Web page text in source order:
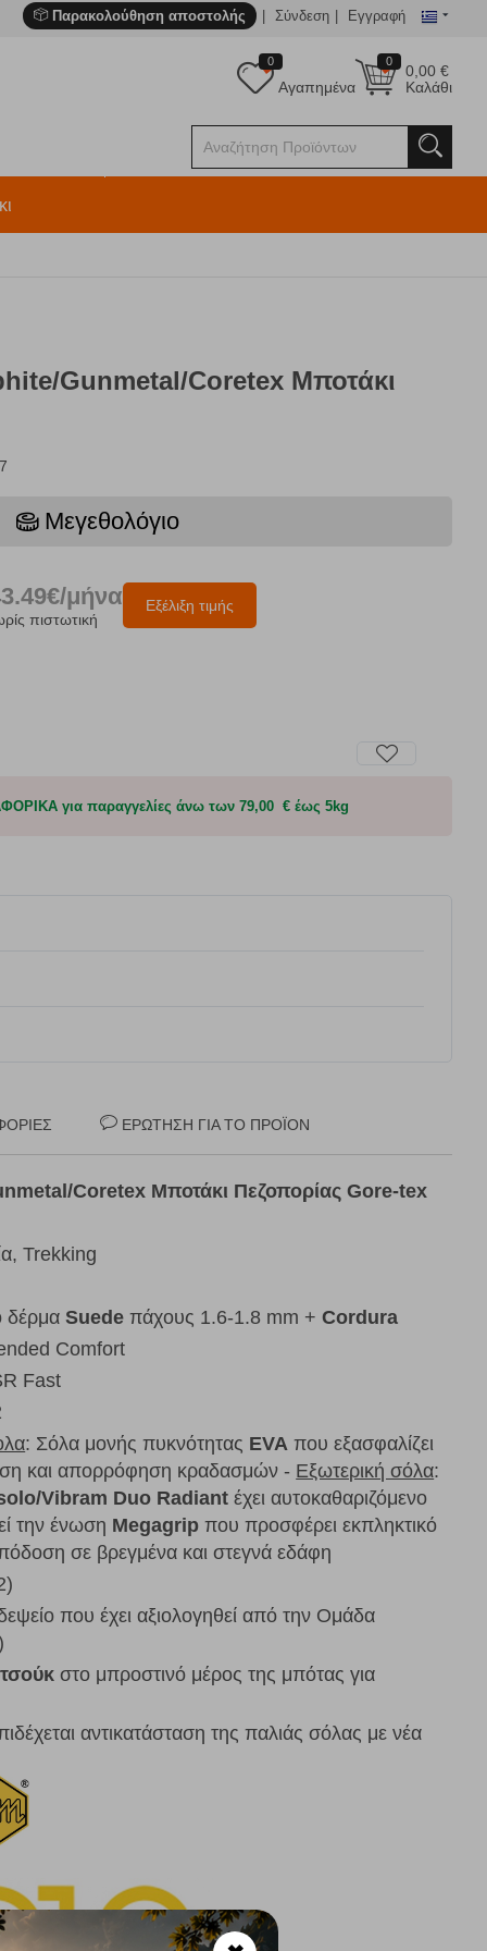
Παρακολούθηση αποστολής Σύνδεση Εγγραφή
0
0,00€
Καλάθι
0
Αγαπημένα
Gunmetal/Coretex Μποτάκι
Μεγεθολόγιο
Εξέλιξη τιμής
μήνα
πιστωτική
για παραγγελίες άνω των 79,00 € έως 5kg
ΕΡΏΤΗΣΗ ΓΙΑ ΤΟ ΠΡΟΪΌΝ
Coretex Μποτάκι Πεζοπορίας Gore-tex
Trekking
δέρμαSuede πάχους 1.6-1.8 mm +Cordura
Comfort
Fast
: Σόλα μονής πυκνότητας EVA που εξασφαλίζει
και απορρόφηση κραδασμών - Εξωτερική σόλα:
Vibram Duo Radiant έχει αυτοκαθαριζόμενο
την ένωση Megagrip που προσφέρει εκπληκτικό
σε βρεγμένα και στεγνά εδάφη
που έχει αξιολογηθεί από την Ομάδα
στο μπροστινό μέρος της μπότας για
αντικατάσταση της παλιάς σόλας με νέα